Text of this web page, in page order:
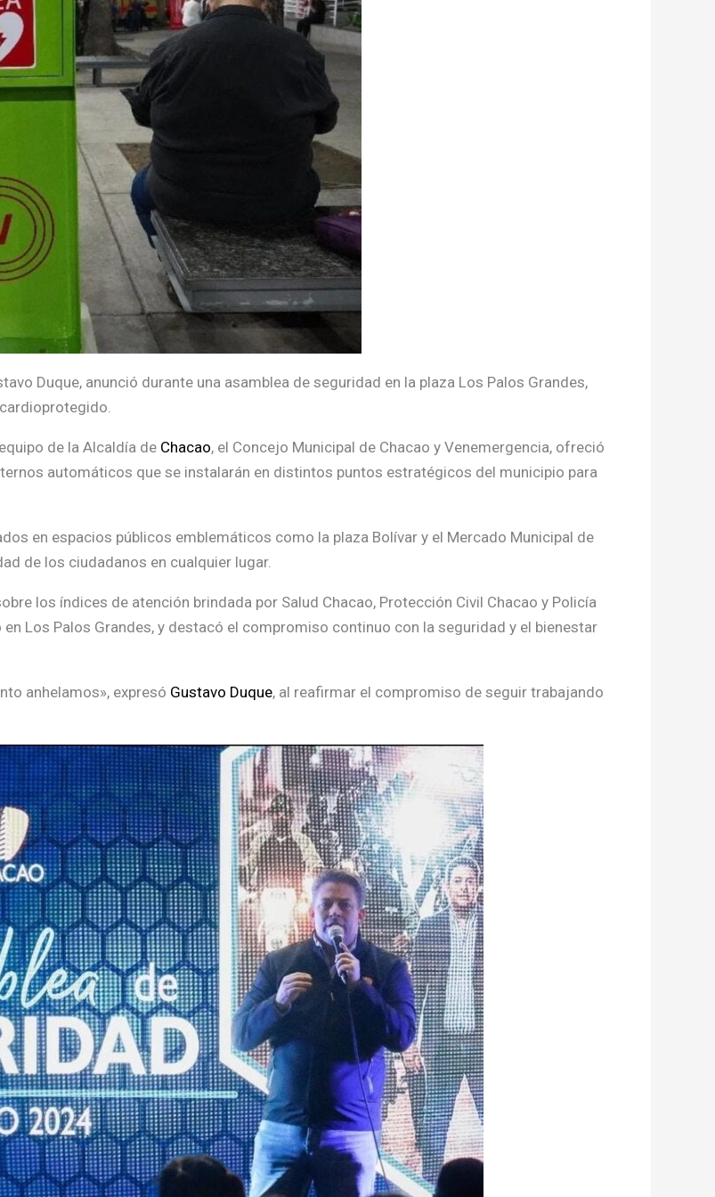
Duque, anunció durante una asamblea de seguridad en la plaza Los Palos Grandes,
de la Alcaldía de Chacao, el Concejo Municipal de Chacao y Venemergencia, ofreció
automáticos que se instalarán en distintos puntos estratégicos del municipio para
en espacios públicos emblemáticos como la plaza Bolívar y el Mercado Municipal de
de los ciudadanos en cualquier lugar.
los índices de atención brindada por Salud Chacao, Protección Civil Chacao y Policía
Los Palos Grandes, y destacó el compromiso continuo con la seguridad y el bienestar
anhelamos», expresó Gustavo Duque, al reafirmar el compromiso de seguir trabajando